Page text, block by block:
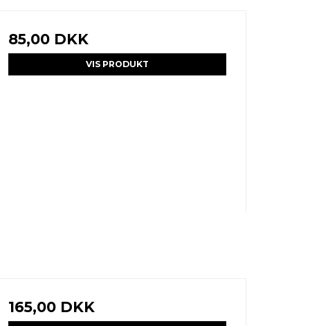
85,00 DKK
VIS PRODUKT
165,00 DKK